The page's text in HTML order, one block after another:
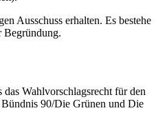
Ausschuss erhalten. Es bestehe
Begründung.
Wahlvorschlagsrecht für den
Bündnis 90/Die Grünen und Die